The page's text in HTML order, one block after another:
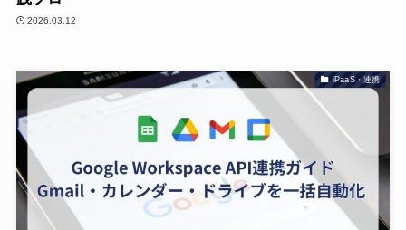
2026.03.12
iPaaS・連携